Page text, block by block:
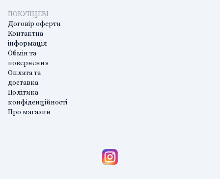
ПОКУПЦЕВІ
Договір оферти
Контактна
інформація
Обмін та
повернення
Оплата та
доставка
Політика
конфіденційності
Про магазин